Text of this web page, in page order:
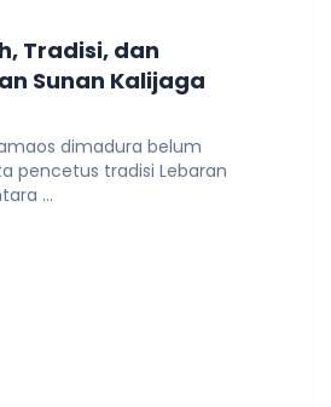
Tradisi, dan
Sunan Kalijaga
dimadura belum
pencetus tradisi Lebaran
...